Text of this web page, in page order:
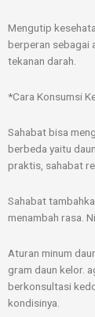
Mengutip
berperan sebagai
tekanan darah.
*Cara Konsumsi
Sahabat bisa
berbeda yaitu
praktis, sahabat
Sahabat
menambah rasa.
Aturan minum
gram daun kelor.
berkonsultasi
kondisinya.